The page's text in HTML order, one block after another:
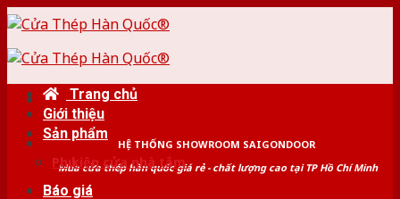
Skip
content
HỆ THỐNG SHOWROOM SAIGONDOOR
Mua cửa thép hàn quốc giá rẻ - chất lượng cao tại TP Hồ Chí Minh
Trang chủ
Giới thiệu
Sản phẩm
Phụ kiện cửa nhà tắm
Báo giá